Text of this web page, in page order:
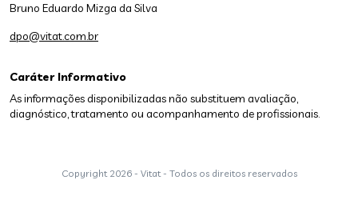
Caráter Informativo
As informações disponibilizadas não substituem avaliação,
diagnóstico, tratamento ou acompanhamento de profissionais.
Bruno Eduardo Mizga da Silva
dpo@vitat.com.br
Copyright 2026 - Vitat - Todos os direitos reservados